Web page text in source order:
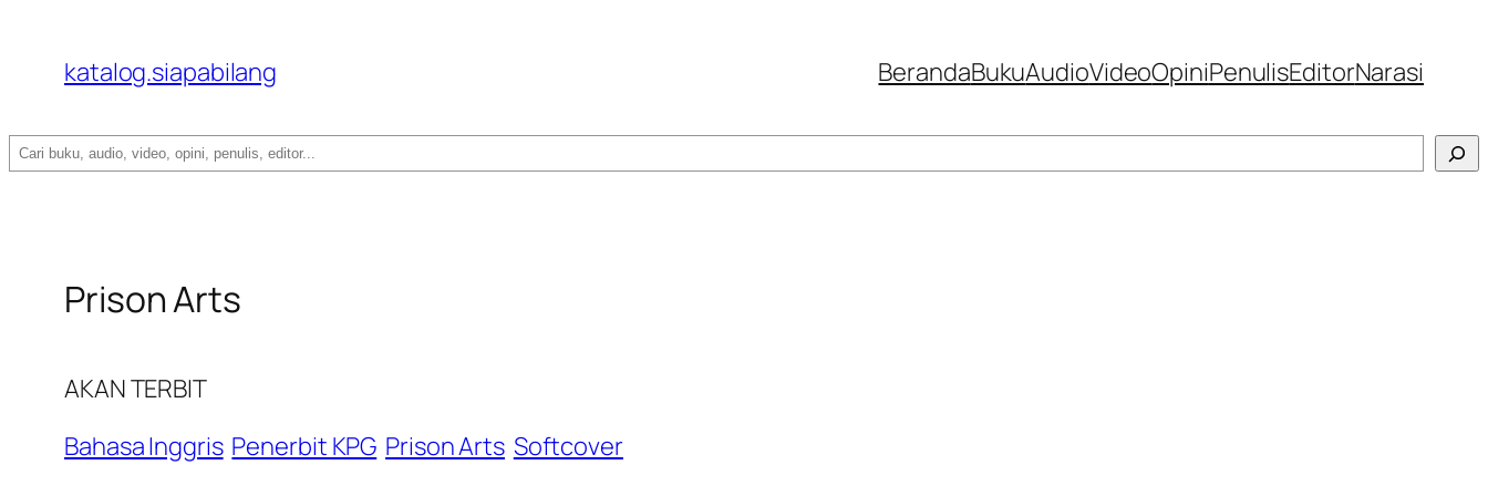
katalog.siapabilang BerandaBukuAudioVideoOpiniPenulisEditorNarasi
Search
Prison Arts
AKAN TERBIT
Bahasa Inggris Penerbit KPG Prison Arts Softcover